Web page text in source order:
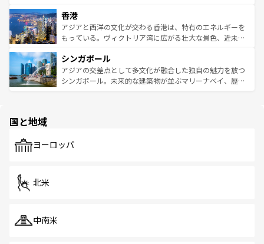
とつ。フォーやバインミー、ベトナムコーヒーなどは、ぜ
ひ現地で味わいたい。どの地域を訪れてもあたたかい人々
が旅行者を迎えてくれるので、きっと忘れられない旅にな
参照してほしい。
の活気が交差している。北部ではチェンマイなどの山岳地
帯で自然と触れ合い、南部ではプーケットやクラビの美し
いビーチでリゾート気分を楽しむことができる。タイ料理
激する。気候は一年中温暖で、どの季節にも異なる楽しみ
が待っている。親しみやすいタイの人々、仏教を中心とし
た文化、そして多様な観光資源が、訪れる旅人を魅了し続
香港
アジアと西洋の文化が交わる香港は、特有のエネルギーを
もっている。ヴィクトリア湾に広がる壮大な景色、近未来
み、どこを訪れても感動するはず。観光スポットが密集し
ており、効率よく見どころを回れるのも魅力。息をのむよ
うな絶景から文化的な体験まで、香港を存分に楽しみ尽く
シンガポール
アジアの交差点として多文化が融合した独自の魅力を放つ
シンガポール。未来的な建築物が並ぶマリーナベイ、歴史
で、ホーカーズは地元の風情を楽しめる外せないスポット
国と地域
ヨーロッパ
北米
中南米